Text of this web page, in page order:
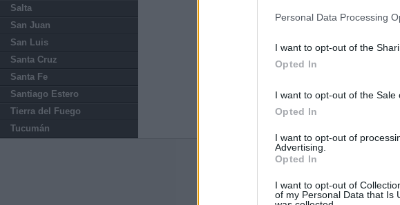
Personal Data Processing
I want to opt-out of the
Opted In
I want to opt-out of the Sale
Opted In
I want to opt-out of
Advertising.
Opted In
I want to opt-out of
of my Personal Data that Is
Salta
San Juan
San Luis
Santa Cruz
Santa Fe
Santiago Estero
Tierra del Fuego
Tucumán
Últimas noticias
El Gobierno da un ultimátum a Italia:
España o adoptará "medidas